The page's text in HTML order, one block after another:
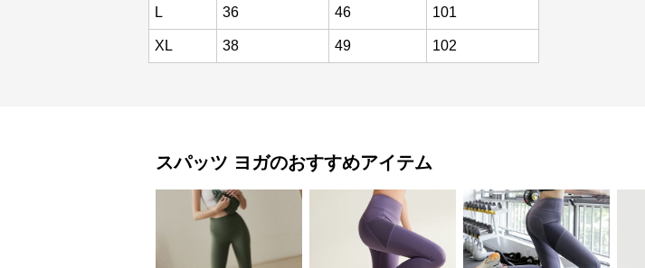
L 36 46 101
XL 38 49 102
スパッツ ヨガのおすすめアイテム